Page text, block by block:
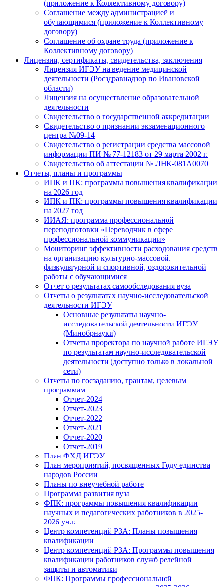
(приложение к Коллективному договору)
Соглашение между администрацией и
обучающимися (приложение к Коллективному
договору)
Соглашение об охране труда (приложение к
Коллективному договору)
Лицензии, сертификаты, свидетельства, заключения
Лицензия ИГЭУ на ведение медицинской
деятельности (Росздравнадзор по Ивановской
области)
Лицензия на осуществление образовательной
деятельности
Свидетельство о государственной аккредитации
Свидетельство о признании экзаменационного
центра №09-14
Свидетельство о регистрации средства массовой
информации ПИ № 77-12183 от 29 марта 2002 г.
Свидетельство об аттестации № ЛНК-081А0070
Отчеты, планы и программы
ИПК и ПК: программы повышения квалификации
на 2026 год
ИПК и ПК: программы повышения квалификации
на 2027 год
ИИАЯ: программа профессиональной
переподготовки «Переводчик в сфере
профессиональной коммуникации»
Мониторинг эффективности расходования средств
на организацию культурно-массовой,
физкультурной и спортивной, оздоровительной
работы с обучающимися
Отчет о результатах самообследования вуза
Отчеты о результатах научно-исследовательской
деятельности ИГЭУ
Основные результаты научно-
исследовательской деятельности ИГЭУ
(Минобрнауки)
Отчеты проректора по научной работе ИГЭУ
по результатам научно-исследовательской
деятельности (доступно только в локальной
сети)
Отчеты по госзаданию, грантам, целевым
программам
Отчет-2024
Отчет-2023
Отчет-2022
Отчет-2021
Отчет-2020
Отчет-2019
План ФХД ИГЭУ
План мероприятий, посвященных Году единства
народов России
Планы по внеучебной работе
Программа развития вуза
ФПК: программы повышения квалификации
научных и педагогических работников в 2025-
2026 уч.г.
Центр компетенций РЗА: Планы повышения
квалификации
Центр компетенций РЗА: Программы повышения
квалификации работников служб релейной
защиты и автоматики
ФПК: Программы профессиональной